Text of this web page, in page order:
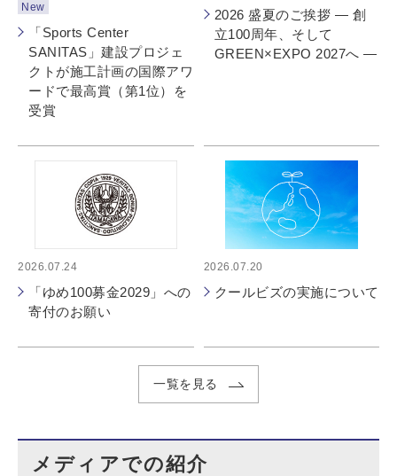
New
「Sports Center
SANITAS」建設プロジェ
クトが施工計画の国際アワ
ードで最高賞（第1位）を
受賞
2026 盛夏のご挨拶 ― 創
立100周年、そして
GREEN×EXPO 2027へ ―
2026.07.24
「ゆめ100募金2029」への
寄付のお願い
2026.07.20
クールビズの実施について
一覧を見る
メディアでの紹介